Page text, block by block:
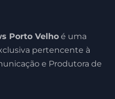
Porto Velho é uma
pertencente à
e Produtora de